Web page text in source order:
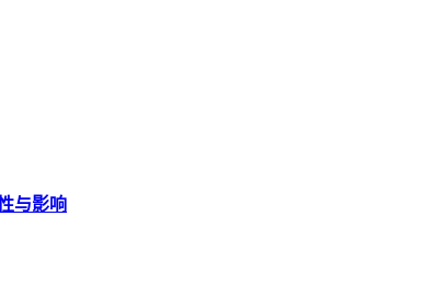
与影响